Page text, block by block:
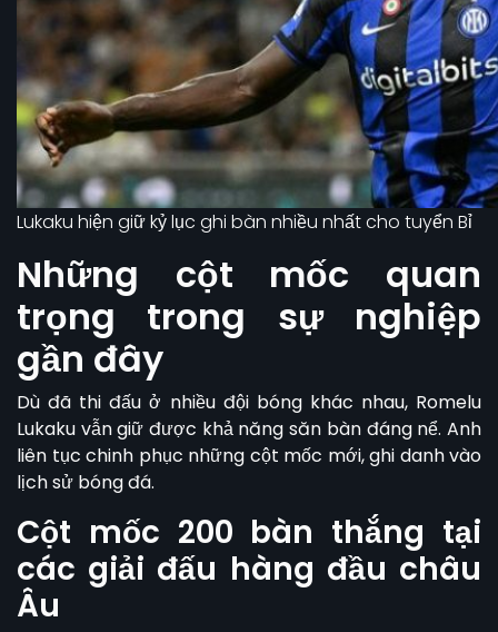
Lukaku hiện giữ kỷ lục ghi bàn nhiều nhất cho tuyển Bỉ
Những cột mốc quan
trọng trong sự nghiệp
gần đây
Dù đã thi đấu ở nhiều đội bóng khác nhau, Romelu
Lukaku vẫn giữ được khả năng săn bàn đáng nể. Anh
liên tục chinh phục những cột mốc mới, ghi danh vào
lịch sử bóng đá.
Cột mốc 200 bàn thắng tại
các giải đấu hàng đầu châu
Âu